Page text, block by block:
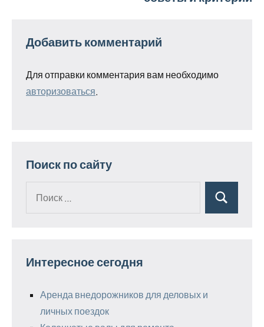
Добавить комментарий
Для отправки комментария вам необходимо
авторизоваться
Поиск по сайту
Поиск
Интересное сегодня
Аренда внедорожников для деловых и
личных поездок